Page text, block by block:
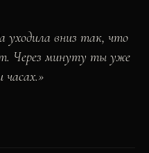
уходила вниз так, что
Через минуту ты уже
»